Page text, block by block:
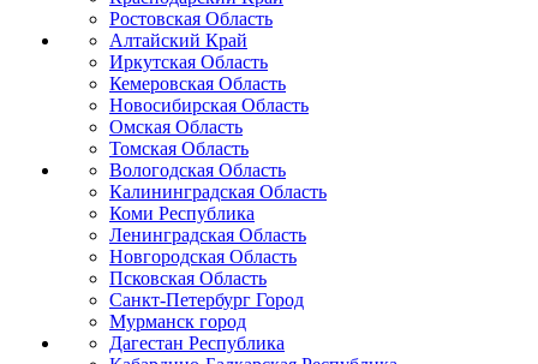
Ростовская Область
Алтайский Край
Иркутская Область
Кемеровская Область
Новосибирская Область
Омская Область
Томская Область
Вологодская Область
Калининградская Область
Коми Республика
Ленинградская Область
Новгородская Область
Псковская Область
Санкт-Петербург Город
Мурманск город
Дагестан Республика